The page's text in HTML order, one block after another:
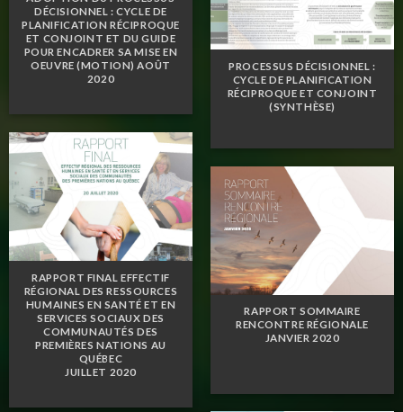
DÉCISIONNEL : CYCLE DE
PLANIFICATION RÉCIPROQUE
ET CONJOINT ET DU GUIDE
POUR ENCADRER SA MISE EN
OEUVRE (MOTION) AOÛT
2020
PROCESSUS DÉCISIONNEL :
CYCLE DE PLANIFICATION
RÉCIPROQUE ET CONJOINT
(SYNTHÈSE)
RAPPORT FINAL EFFECTIF
RÉGIONAL DES RESSOURCES
HUMAINES EN SANTÉ ET EN
SERVICES SOCIAUX DES
COMMUNAUTÉS DES
PREMIÈRES NATIONS AU
QUÉBEC
JUILLET 2020
RAPPORT SOMMAIRE
RENCONTRE RÉGIONALE
JANVIER 2020